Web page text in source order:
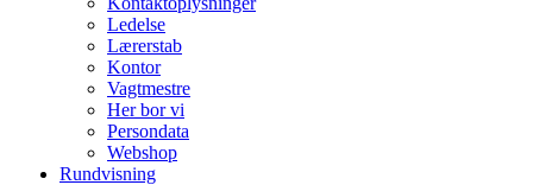
Ledelse
Lærerstab
Kontor
Vagtmestre
Her bor vi
Persondata
Webshop
Rundvisning